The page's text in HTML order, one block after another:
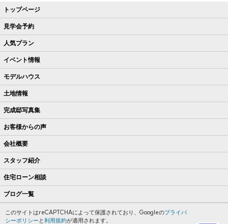
トップページ
見学会予約
人気プラン
イベント情報
モデルハウス
土地情報
完成邸写真集
お客様からの声
会社概要
スタッフ紹介
住宅ローン相談
ブログ一覧
このサイトはreCAPTCHAによって保護されており、Googleのプライバ
シーポリシー と利用規約が適用されます。